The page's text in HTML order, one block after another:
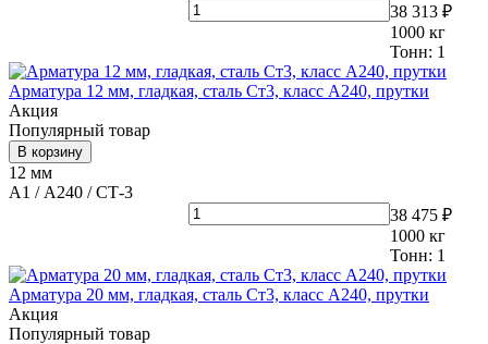
38 313 ₽
1000 кг
Тонн: 1
Арматура 12 мм, гладкая, сталь Ст3, класс А240, прутки
Акция
Популярный товар
В корзину
12 мм
А1 / А240 / СТ-3
38 475 ₽
1000 кг
Тонн: 1
Арматура 20 мм, гладкая, сталь Ст3, класс А240, прутки
Акция
Популярный товар